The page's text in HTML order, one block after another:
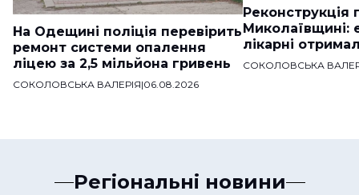
На Одещині поліція перевірить
ремонт системи опалення
ліцею за 2,5 мільйона гривень
СОКОЛОВСЬКА ВАЛЕРІЯ|06.08.2026
Реконструкція
Миколаївщині:
лікарні
СОКОЛОВСЬКА
Регіональні новини